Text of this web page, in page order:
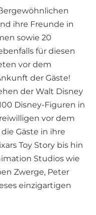
ihre Freunde in
sowie 20
für diesen
vor dem
der Gäste!
der Walt Disney
Disney-Figuren in
vor dem
Gäste in ihre
Toy Story bis hin
Studios wie
Zwerge, Peter
einzigartigen